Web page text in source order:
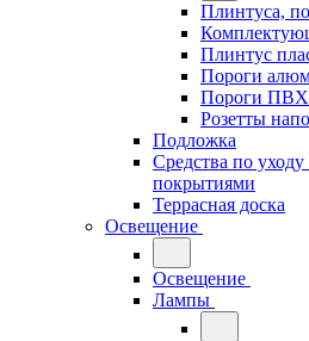
Плинтуса,
Плинтус
Пороги
Пороги ПВХ
Розетты
Подложка
Средства по
покрытиями
Террасная доска
Освещение
Освещение
Лампы